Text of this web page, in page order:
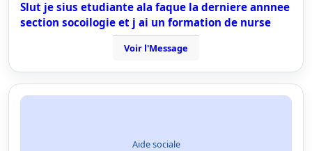
Slut je sius etudiante ala faque la derniere annnee
section socoilogie et j ai un formation de nurse
Voir l'Message
Aide sociale